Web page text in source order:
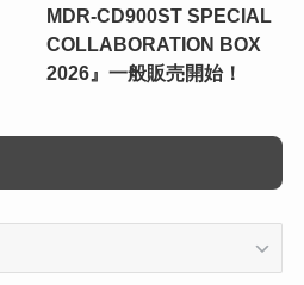
MDR-CD900ST SPECIAL
COLLABORATION BOX
2026』一般販売開始！